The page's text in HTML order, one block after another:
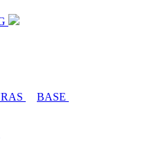
BASE